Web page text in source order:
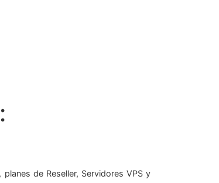
de Reseller, Servidores VPS y